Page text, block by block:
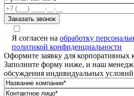
Я согласен на обработку
политикой конфиденциальности
Оформите заявку для корпоративных
Заполните форму ниже, и наш
обсуждения индивидуальных условий